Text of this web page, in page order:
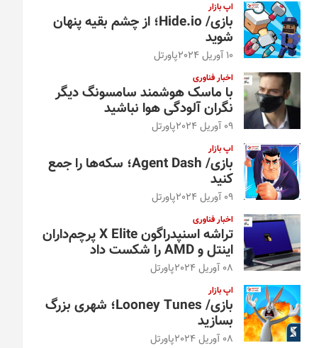
اپ بازار
بازی/ Hide.io؛ از چشم بقیه پنهان
شوید
10 آوریل 2024 پاورتل
اخبار فناوری
با ماسک هوشمند سامسونگ دیگر
نگران آلودگی هوا نباشید
09 آوریل 2024 پاورتل
اپ بازار
بازی/ Agent Dash؛ سکه‌ها را جمع
کنید
09 آوریل 2024 پاورتل
اخبار فناوری
تراشه اسنپدراگون X Elite پرچم‌داران
اینتل و AMD را شکست داد
08 آوریل 2024 پاورتل
اپ بازار
بازی/ Looney Tunes؛ شهری بزرگ
بسازید
08 آوریل 2024 پاورتل